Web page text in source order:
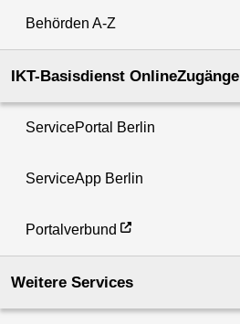
Behörden A-Z
IKT-Basisdienst OnlineZugänge
ServicePortal Berlin
ServiceApp Berlin
Portalverbund
Weitere Services